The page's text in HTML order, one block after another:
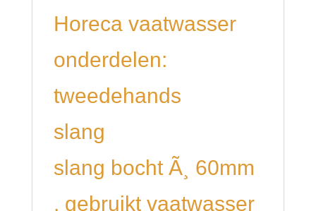
Horeca vaatwasser
onderdelen:
tweedehands
slang
slang bocht Ã¸ 60mm
, gebruikt vaatwasser